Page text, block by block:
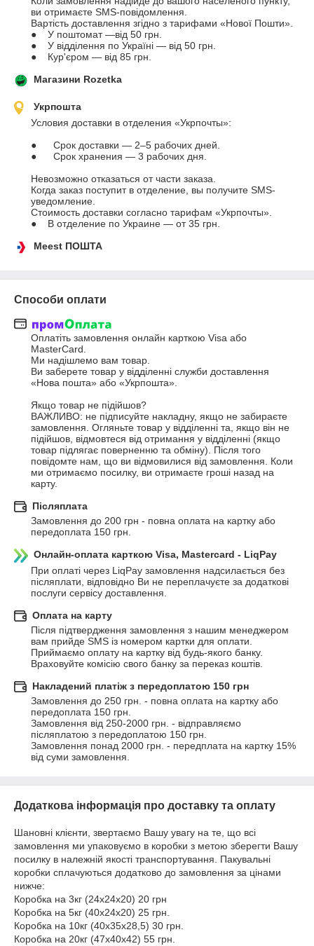
ви отримаєте SMS-повідомлення.
Вартість доставлення згідно з тарифами «Нової Пошти».
●    У поштомат —від 50 грн.
●    У відділення по Україні — від 50 грн.
●    Кур'єром — від 85 грн.
Магазини Rozetka
Укрпошта
Условия доставки в отделения «Укрпочты»:
●	Срок доставки — 2–5 рабочих дней.
●	Срок хранения — 3 рабочих дня.
Невозможно отказаться от части заказа.
Когда заказ поступит в отделение, вы получите SMS-
уведомление.
Стоимость доставки согласно тарифам «Укрпочты».
●    В отделение по Украине — от 35 грн.
Meest ПОШТА
Способи оплати
Оплатіть замовлення онлайн карткою Visa або
MasterCard.
Ми надішлемо вам товар.
Ви заберете товар у відділенні служби доставлення
«Нова пошта» або «Укрпошта».
Якщо товар не підійшов?
ВАЖЛИВО: не підписуйте накладну, якщо не забираєте
замовлення. Огляньте товар у відділенні та, якщо він не
підійшов, відмовтеся від отримання у відділенні (якщо
товар підлягає поверненню та обміну). Після того
повідомте нам, що ви відмовилися від замовлення. Коли
ми отримаємо посилку, ви отримаєте гроші назад на
карту.
Післяплата
Замовлення до 200 грн - повна оплата на картку або
передоплата 150 грн.
Онлайн-оплата карткою Visa, Mastercard - LiqPay
При оплаті через LiqPay замовлення надсилається без
післяплати, відповідно Ви не переплачуєте за додаткові
послуги сервісу доставлення.
Оплата на карту
Після підтвердження замовлення з нашим менеджером
вам прийде SMS із номером картки для оплати.
Приймаємо оплату на картку від будь-якого банку.
Враховуйте комісію свого банку за переказ коштів.
Накладений платіж з передоплатою 150 грн
Замовлення до 250 грн. - повна оплата на картку або
передоплата 150 грн.
Замовлення від 250-2000 грн. - відправляємо
післяплатою з передоплатою 150 грн.
Замовлення понад 2000 грн. - передплата на картку 15%
від суми замовлення.
Додаткова інформація про доставку та оплату
Шановні клієнти, звертаємо Вашу увагу на те, що всі
замовлення ми упаковуємо в коробки з метою зберегти Вашу
посилку в належній якості транспортування. Пакувальні
коробки сплачуються додатково до замовлення за цінами
нижче:
Коробка на 3кг (24х24х20) 20 грн
Коробка на 5кг (40х24х20) 25 грн.
Коробка на 10кг (40х35х28,5) 30 грн.
Коробка на 20кг (47х40х42) 55 грн.